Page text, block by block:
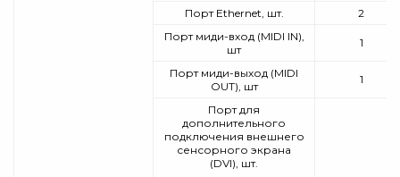
Порт Ethernet, шт.
2
Порт миди-вход (MIDI IN),
шт
1
Порт миди-выход (MIDI
OUT), шт
1
Порт для
дополнительного
подключения внешнего
сенсорного экрана
(DVI), шт.